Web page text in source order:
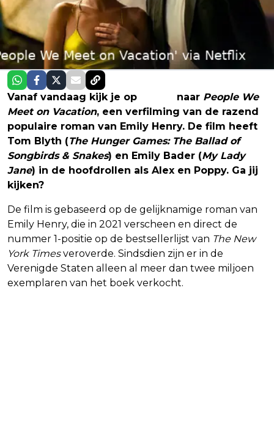
Vanaf vandaag kijk je op naar People We
Meet on Vacation, een verfilming van de razend
populaire roman van Emily Henry. De film heeft
Tom Blyth (The Hunger Games: The Ballad of
Songbirds & Snakes) en Emily Bader (My Lady
Jane) in de hoofdrollen als Alex en Poppy. Ga jij
kijken?
De film is gebaseerd op de gelijknamige roman van
Emily Henry, die in 2021 verscheen en direct de
nummer 1-positie op de bestsellerlijst van The New
York Timesveroverde. Sindsdien zijn er in de
Verenigde Staten alleen al meer dan twee miljoen
exemplaren van het boek verkocht.